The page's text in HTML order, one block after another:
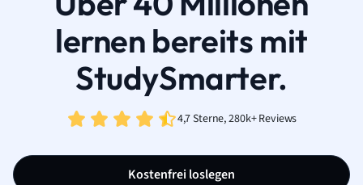
lernen bereits mit
StudySmarter.
4,7 Sterne, 280k+ Reviews
Kostenfrei loslegen